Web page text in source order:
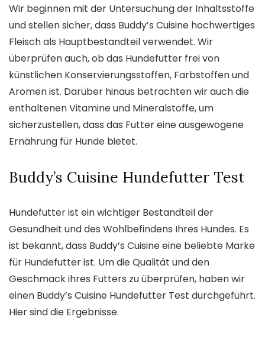
Wir beginnen mit der Untersuchung der Inhaltsstoffe
und stellen sicher, dass Buddy’s Cuisine hochwertiges
Fleisch als Hauptbestandteil verwendet. Wir
überprüfen auch, ob das Hundefutter frei von
künstlichen Konservierungsstoffen, Farbstoffen und
Aromen ist. Darüber hinaus betrachten wir auch die
enthaltenen Vitamine und Mineralstoffe, um
sicherzustellen, dass das Futter eine ausgewogene
Ernährung für Hunde bietet.
Buddy’s Cuisine Hundefutter Test
Hundefutter ist ein wichtiger Bestandteil der
Gesundheit und des Wohlbefindens Ihres Hundes. Es
ist bekannt, dass Buddy’s Cuisine eine beliebte Marke
für Hundefutter ist. Um die Qualität und den
Geschmack ihres Futters zu überprüfen, haben wir
einen Buddy’s Cuisine Hundefutter Test durchgeführt.
Hier sind die Ergebnisse.